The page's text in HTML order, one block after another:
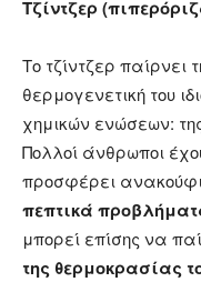
Τζίντζερ
Το τζίντζερ παίρνει
θερμογενετική του
χημικών ενώσεων:
Πολλοί άνθρωποι
προσφέρει
πεπτικά
μπορεί επίσης να
της θερμοκρασίας